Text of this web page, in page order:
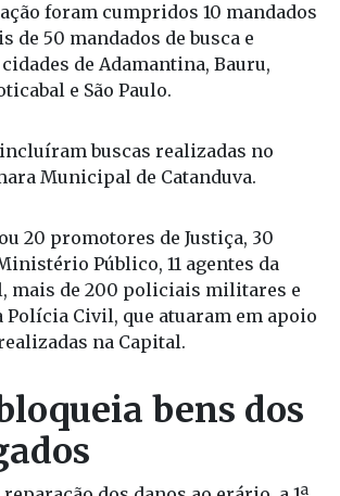
foram cumpridos 10 mandados
de 50 mandados de busca e
de Adamantina, Bauru,
e São Paulo.
buscas realizadas no
Municipal de Catanduva.
20 promotores de Justiça, 30
Público, 11 agentes da
mais de 200 policiais militares e
Polícia Civil, que atuaram em apoio
na Capital.
bens dos